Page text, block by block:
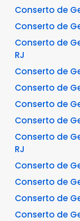
Conserto de
Conserto de
Conserto de
RJ
Conserto de
Conserto de
Conserto de
Conserto de
Conserto de
RJ
Conserto de
Conserto de
Conserto de
Conserto de